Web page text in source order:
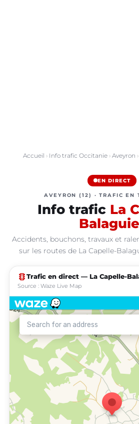
Accueil › Info trafic Occitanie › Aveyron
EN DIRECT
AVEYRON (12) · TRAFIC EN
Info trafic La
Accidents, bouchons, travaux et
sur les routes de La Capelle-
traffic Trafic en direct — La Capelle-
Source : Waze Live Map